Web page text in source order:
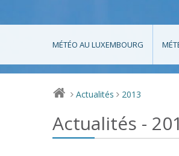
MÉTÉO AU LUXEMBOURG
> Actualités > 2013
Actualités -